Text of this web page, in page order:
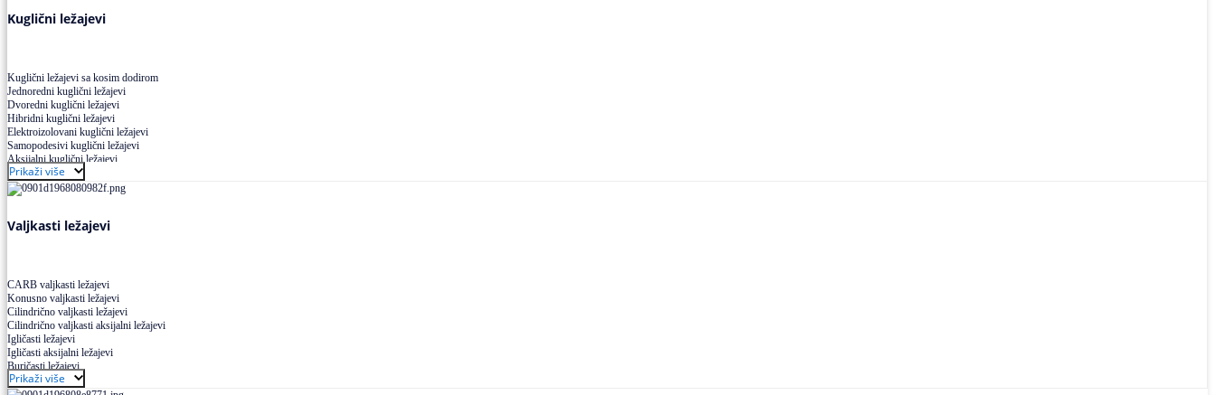
Kuglični ležajevi
Kuglični ležajevi sa kosim dodirom
Jednoredni kuglični ležajevi
Dvoredni kuglični ležajevi
Hibridni kuglični ležajevi
Elektroizolovani kuglični ležajevi
Samopodesivi kuglični ležajevi
Aksijalni kuglični ležajevi
Kuglični ležajevi od nerđajućeg čelika
Prikaži više
Valjkasti ležajevi
CARB valjkasti ležajevi
Konusno valjkasti ležajevi
Cilindrično valjkasti ležajevi
Cilindrično valjkasti aksijalni ležajevi
Igličasti ležajevi
Igličasti aksijalni ležajevi
Buričasti ležajevi
Buričasti zaptiveni ležajevi
Prikaži više